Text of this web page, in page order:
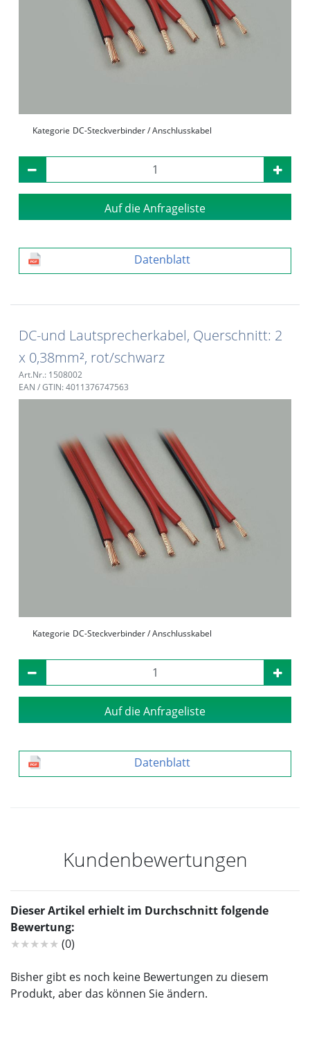
Kategorie DC-Steckverbinder / Anschlusskabel
Auf die Anfrageliste
Datenblatt
DC-und Lautsprecherkabel, Querschnitt: 2
x 0,38mm², rot/schwarz
Art.Nr.: 1508002
EAN / GTIN: 4011376747563
Kategorie DC-Steckverbinder / Anschlusskabel
Auf die Anfrageliste
Datenblatt
Kundenbewertungen
Dieser Artikel erhielt im Durchschnitt folgende
Bewertung:
★★★★★ (0)
Bisher gibt es noch keine Bewertungen zu diesem
Produkt, aber das können Sie ändern.